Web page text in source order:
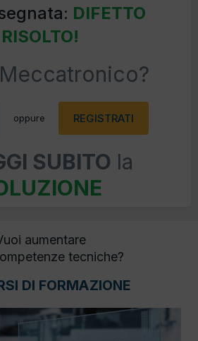
DIFETTO
RISOLTO!
oppure REGISTRATI
SUBITO la
aumentare
tecniche?
DI FORMAZIONE